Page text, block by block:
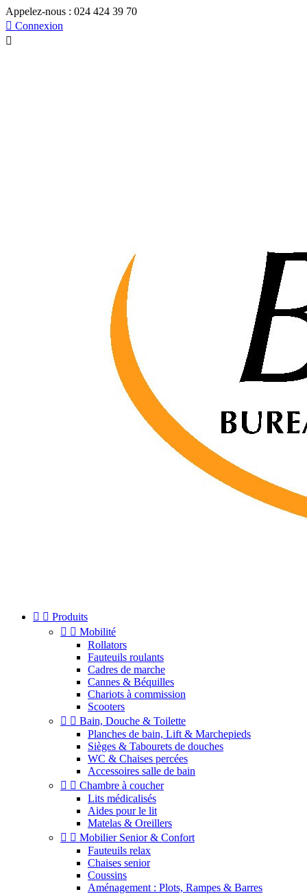
Appelez-nous : 024 424 39 70
 Connexion

  Produits
  Mobilité
Rollators
Fauteuils roulants
Cadres de marche
Cannes & Béquilles
Chariots à commission
Scooters
  Bain, Douche & Toilette
Planches de bain, Lift & Marchepieds
Sièges & Tabourets de douches
WC & Chaises percées
Accessoires salle de bain
  Chambre à coucher
Lits médicalisés
Aides pour le lit
Matelas & Oreillers
  Mobilier Senior & Confort
Fauteuils relax
Chaises senior
Coussins
Aménagement : Plots, Rampes & Barres